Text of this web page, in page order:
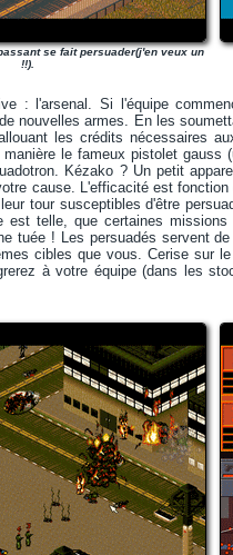
se fait persuader(j'en veux un
!!).
: l'arsenal. Si l'équipe
nouvelles armes. En les
les crédits nécessaires
le fameux pistolet
Kézako ? Un petit
cause. L'efficacité est
tour susceptibles d'être
est telle, que certaines
tuée ! Les persuadés servent
cibles que vous. Cerise sur
à votre équipe (dans les